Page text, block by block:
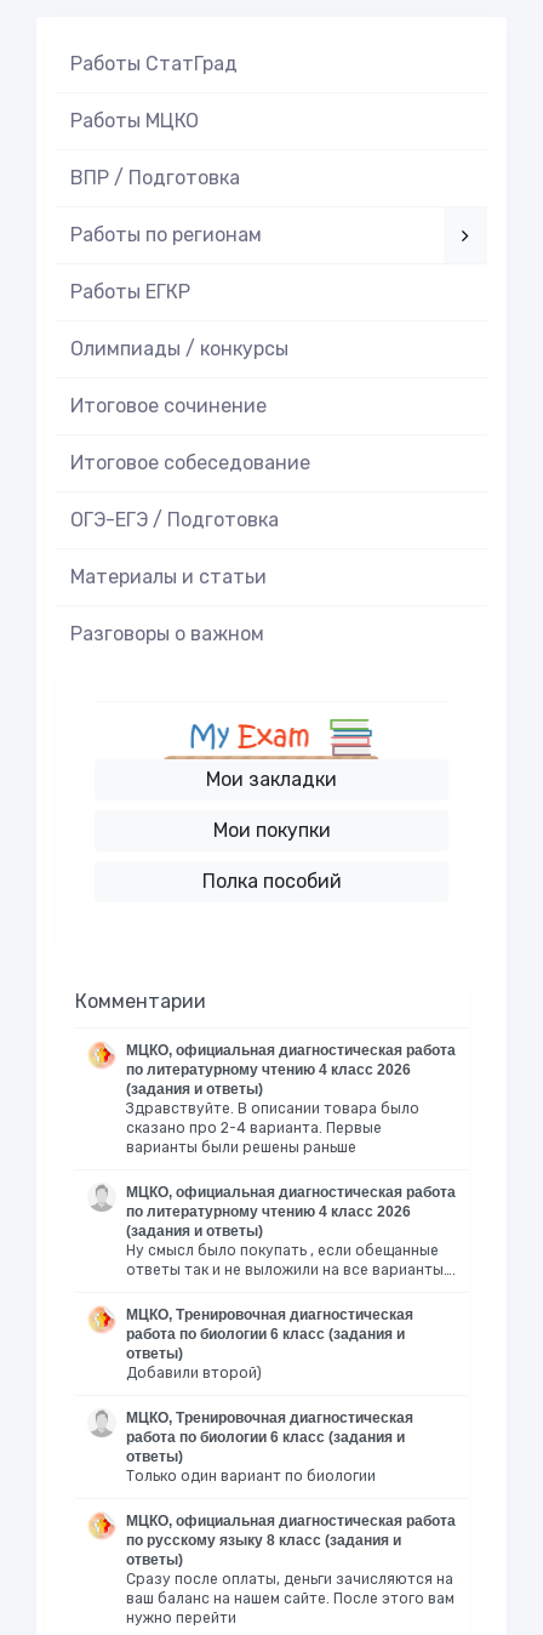
Работы СтатГрад
Работы МЦКО
ВПР / Подготовка
Работы по регионам
Работы ЕГКР
Олимпиады / конкурсы
Итоговое cочинение
Итоговое cобеседование
ОГЭ-ЕГЭ / Подготовка
Материалы и статьи
Разговоры о важном
Мои закладки
Мои покупки
Полка пособий
Комментарии
МЦКО, официальная диагностическая работа
по литературному чтению 4 класс 2026
(задания и ответы)
Здравствуйте. В описании товара было
сказано про 2-4 варианта. Первые
варианты были решены раньше
МЦКО, официальная диагностическая работа
по литературному чтению 4 класс 2026
(задания и ответы)
Ну смысл было покупать , если обещанные
ответы так и не выложили на все варианты….
МЦКО, Тренировочная диагностическая
работа по биологии 6 класс (задания и
ответы)
Добавили второй)
МЦКО, Тренировочная диагностическая
работа по биологии 6 класс (задания и
ответы)
Только один вариант по биологии
МЦКО, официальная диагностическая работа
по русскому языку 8 класс (задания и
ответы)
Сразу после оплаты, деньги зачисляются на
ваш баланс на нашем сайте. После этого вам
нужно перейти